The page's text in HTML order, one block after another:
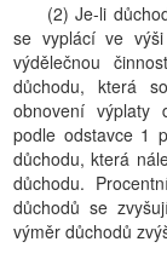
(2) Je-li
se vyplácí ve
výdělečnou
důchodu, která
obnovení výplaty
podle odstavce 1
důchodu, která
důchodu.
důchodů se
výměr důchodů